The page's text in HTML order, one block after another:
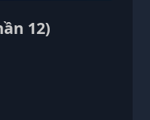
12)